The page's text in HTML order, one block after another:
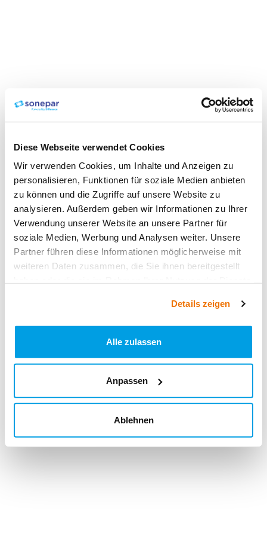
Diese Webseite verwendet Cookies
Wir verwenden Cookies, um Inhalte und Anzeigen zu
personalisieren, Funktionen für soziale Medien anbieten
zu können und die Zugriffe auf unsere Website zu
analysieren. Außerdem geben wir Informationen zu Ihrer
Verwendung unserer Website an unsere Partner für
soziale Medien, Werbung und Analysen weiter. Unsere
Partner führen diese Informationen möglicherweise mit
weiteren Daten zusammen, die Sie ihnen bereitgestellt
Details zeigen
Alle zulassen
Anpassen
Ablehnen